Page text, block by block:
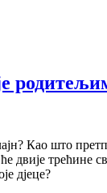
Као што
двије трећине
дјеце?